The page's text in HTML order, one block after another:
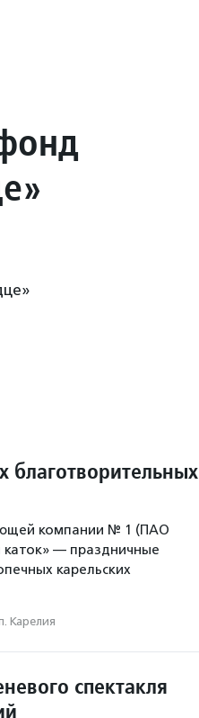
благотворительных
компании № 1 (ПАО
каток» — праздничные
карельских
Карелия
спектакля